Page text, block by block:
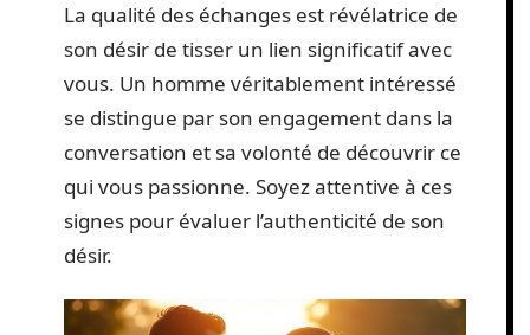
La qualité des échanges est révélatrice de
son désir de tisser un lien significatif avec
vous. Un homme véritablement intéressé
se distingue par son engagement dans la
conversation et sa volonté de découvrir ce
qui vous passionne. Soyez attentive à ces
signes pour évaluer l’authenticité de son
désir.